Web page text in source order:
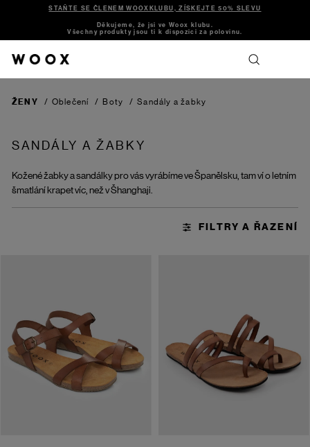
STAŇTE SE ČLENEM WOOXKLUBU, ZÍSKEJTE 50% SLEVU
Děkujeme, že jsi ve Woox klubu.
Všechny produkty jsou ti k dispozici za polovinu.
ŽENY / Oblečení / Boty / Sandály a žabky
SANDÁLY A ŽABKY
Kožené žabky a sandálky pro vás vyrábíme ve Španělsku, tam ví o letním
šmatlání krapet víc, než v Šhanghaji.